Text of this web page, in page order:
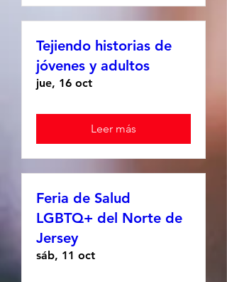
Tejiendo historias de
jóvenes y adultos
jue, 16 oct
Leer más
Feria de Salud
LGBTQ+ del Norte de
Jersey
sáb, 11 oct